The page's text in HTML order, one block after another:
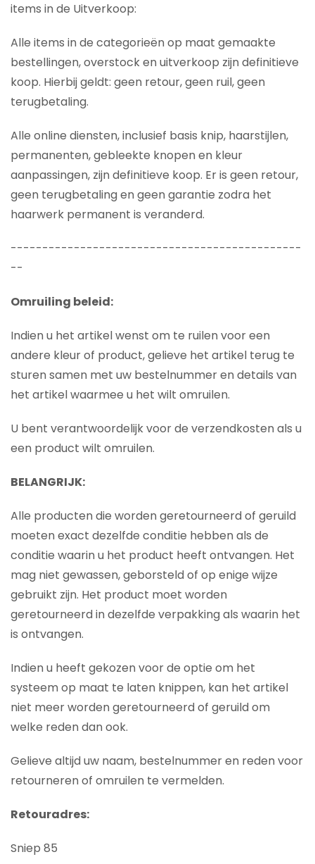
items in de Uitverkoop:
Alle items in de categorieën op maat gemaakte
bestellingen, overstock en uitverkoop zijn definitieve
koop. Hierbij geldt: geen retour, geen ruil, geen
terugbetaling.
Alle online diensten, inclusief basis knip, haarstijlen,
permanenten, gebleekte knopen en kleur
aanpassingen, zijn definitieve koop. Er is geen retour,
geen terugbetaling en geen garantie zodra het
haarwerk permanent is veranderd.
----------------------------------------------
--
Omruiling beleid:
Indien u het artikel wenst om te ruilen voor een
andere kleur of product, gelieve het artikel terug te
sturen samen met uw bestelnummer en details van
het artikel waarmee u het wilt omruilen.
U bent verantwoordelijk voor de verzendkosten als u
een product wilt omruilen.
BELANGRIJK:
Alle producten die worden geretourneerd of geruild
moeten exact dezelfde conditie hebben als de
conditie waarin u het product heeft ontvangen. Het
mag niet gewassen, geborsteld of op enige wijze
gebruikt zijn. Het product moet worden
geretourneerd in dezelfde verpakking als waarin het
is ontvangen.
Indien u heeft gekozen voor de optie om het
systeem op maat te laten knippen, kan het artikel
niet meer worden geretourneerd of geruild om
welke reden dan ook.
Gelieve altijd uw naam, bestelnummer en reden voor
retourneren of omruilen te vermelden.
Retouradres:
Sniep 85